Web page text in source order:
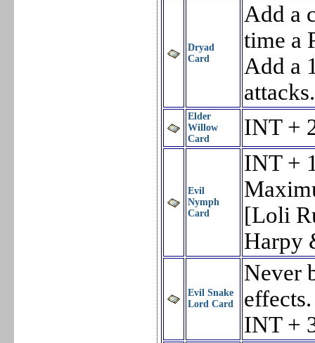
Dryad
Card
Add a
time a
Add a
attacks.
Elder
Willow
Card
INT +
Evil
Nymph
Card
INT +
[Loli
Harpy
Evil Snake
Lord Card
Never
effects.
INT +